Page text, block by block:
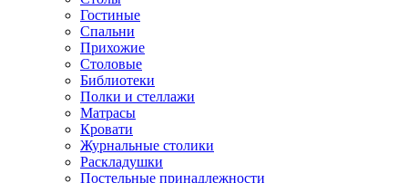
Гостиные
Спальни
Прихожие
Столовые
Библиотеки
Полки и стеллажи
Матрасы
Кровати
Журнальные столики
Раскладушки
Постельные принадлежности